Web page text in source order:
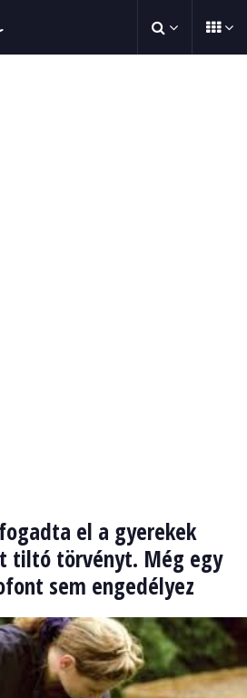
el a gyerekek
tiltó törvényt. Még egy
sem engedélyez